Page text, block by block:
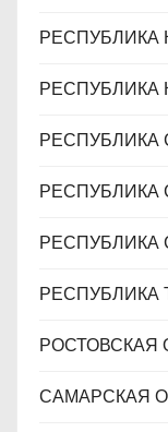
РЕСПУБЛИКА
РЕСПУБЛИКА
РЕСПУБЛИКА
РЕСПУБЛИКА
РЕСПУБЛИКА
РОСТОВСКАЯ
САМАРСКАЯ